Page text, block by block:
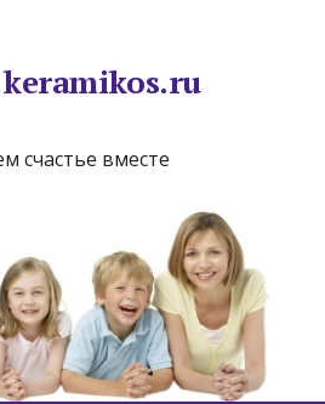
keramikos.ru
счастье вместе